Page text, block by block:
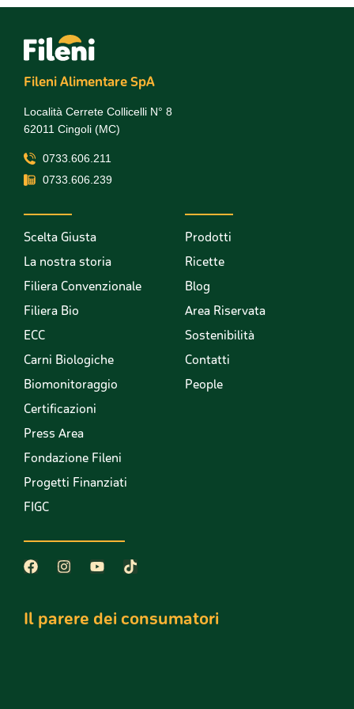
Fileni Alimentare SpA
Località Cerrete Collicelli N° 8
62011 Cingoli (MC)
0733.606.211
0733.606.239
Scelta Giusta
La nostra storia
Filiera Convenzionale
Filiera Bio
ECC
Carni Biologiche
Biomonitoraggio
Certificazioni
Press Area
Fondazione Fileni
Progetti Finanziati
FIGC
Prodotti
Ricette
Blog
Area Riservata
Sostenibilità
Contatti
People
Il parere dei consumatori